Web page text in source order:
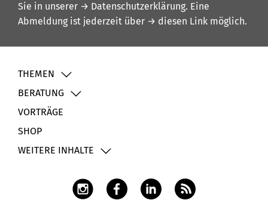
Sie in unserer → Datenschutzerklärung. Eine
Abmeldung ist jederzeit über → diesen Link möglich.
THEMEN
BERATUNG
VORTRÄGE
SHOP
WEITERE INHALTE